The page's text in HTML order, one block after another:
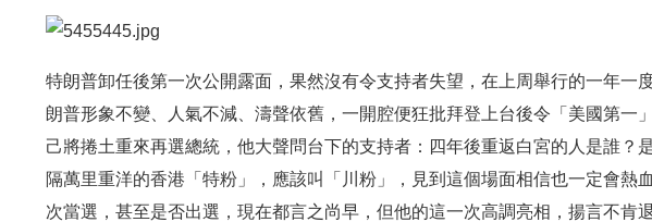
特朗普卸任後第一次公開露面，果然沒有令支持者失望，在上周舉行的一年一
朗普形象不變、人氣不減、濤聲依舊，一開腔便狂批拜登上台後令「美國第一
己將捲土重來再選總統，他大聲問台下的支持者：四年後重返白宮的人是誰？
隔萬里重洋的香港「特粉」，應該叫「川粉」，見到這個場面相信也一定會熱
次當選，甚至是否出選，現在都言之尚早，但他的這一次高調亮相，揚言不肯